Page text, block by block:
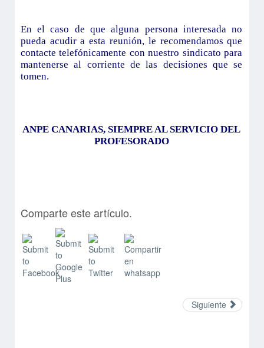
En el caso de que alguna persona interesada no
pueda acudir a esta reunión, le recomendamos que
contacte telefónicamente con nuestro sindicato para
mantenerse al corriente de las decisiones que se
tomen.
ANPE CANARIAS, SIEMPRE AL SERVICIO DEL
PROFESORADO
Comparte este artículo.
Siguiente